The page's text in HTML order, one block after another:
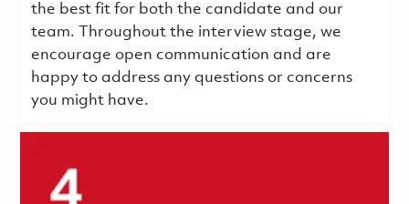
the best fit for both the candidate and our
team. Throughout the interview stage, we
encourage open communication and are
happy to address any questions or concerns
you might have.